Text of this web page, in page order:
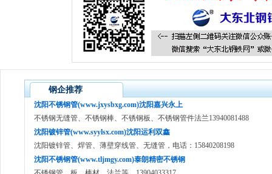
钢企推荐
沈阳不锈钢管(www.jxysbxg.com)沈阳嘉兴永上
不锈钢无缝管、不锈钢棒、不锈钢板、不锈钢管件法兰13940081488
沈阳镀锌管(www.syylsx.com)沈阳运利双鑫
沈阳镀锌管、焊管、薄壁穿线管、无缝管，电话：15840208198
沈阳不锈钢管(www.tljmgy.com)泰朗精密不锈钢